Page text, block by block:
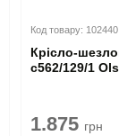
Код товару: 102440
Крісло-
с562/129/1
1.875 грн